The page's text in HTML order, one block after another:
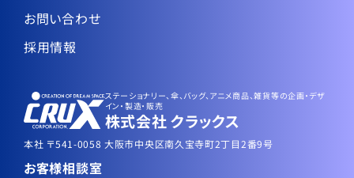
お問い合わせ
採用情報
ステーショナリー、傘、バッグ、アニメ商品、雑貨等の企画・デザ
イン・製造・販売
株式会社 クラックス
本社 〒541-0058 大阪市中央区南久宝寺町2丁目2番9号
お客様相談室